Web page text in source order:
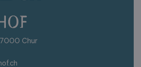
7000 Chur